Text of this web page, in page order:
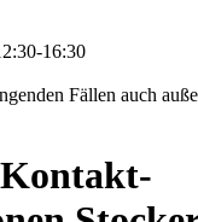
16:30
Fällen auch